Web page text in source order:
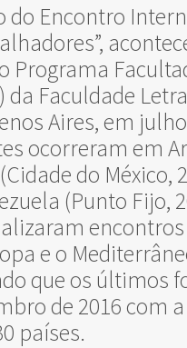
do Encontro
Programa
da Faculdade
Aires, em
ocorreram em
do México,
(Punto Fijo,
e o
que os últimos
de 2016 com
países.